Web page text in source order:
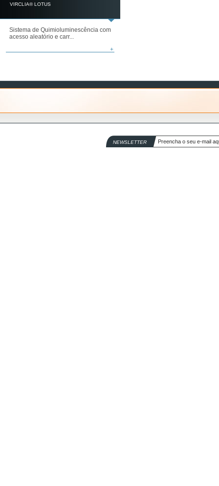
VIRCLIA® LOTUS
Sistema de Quimioluminescência com
acesso aleatório e carr...
+
NEWSLETTER